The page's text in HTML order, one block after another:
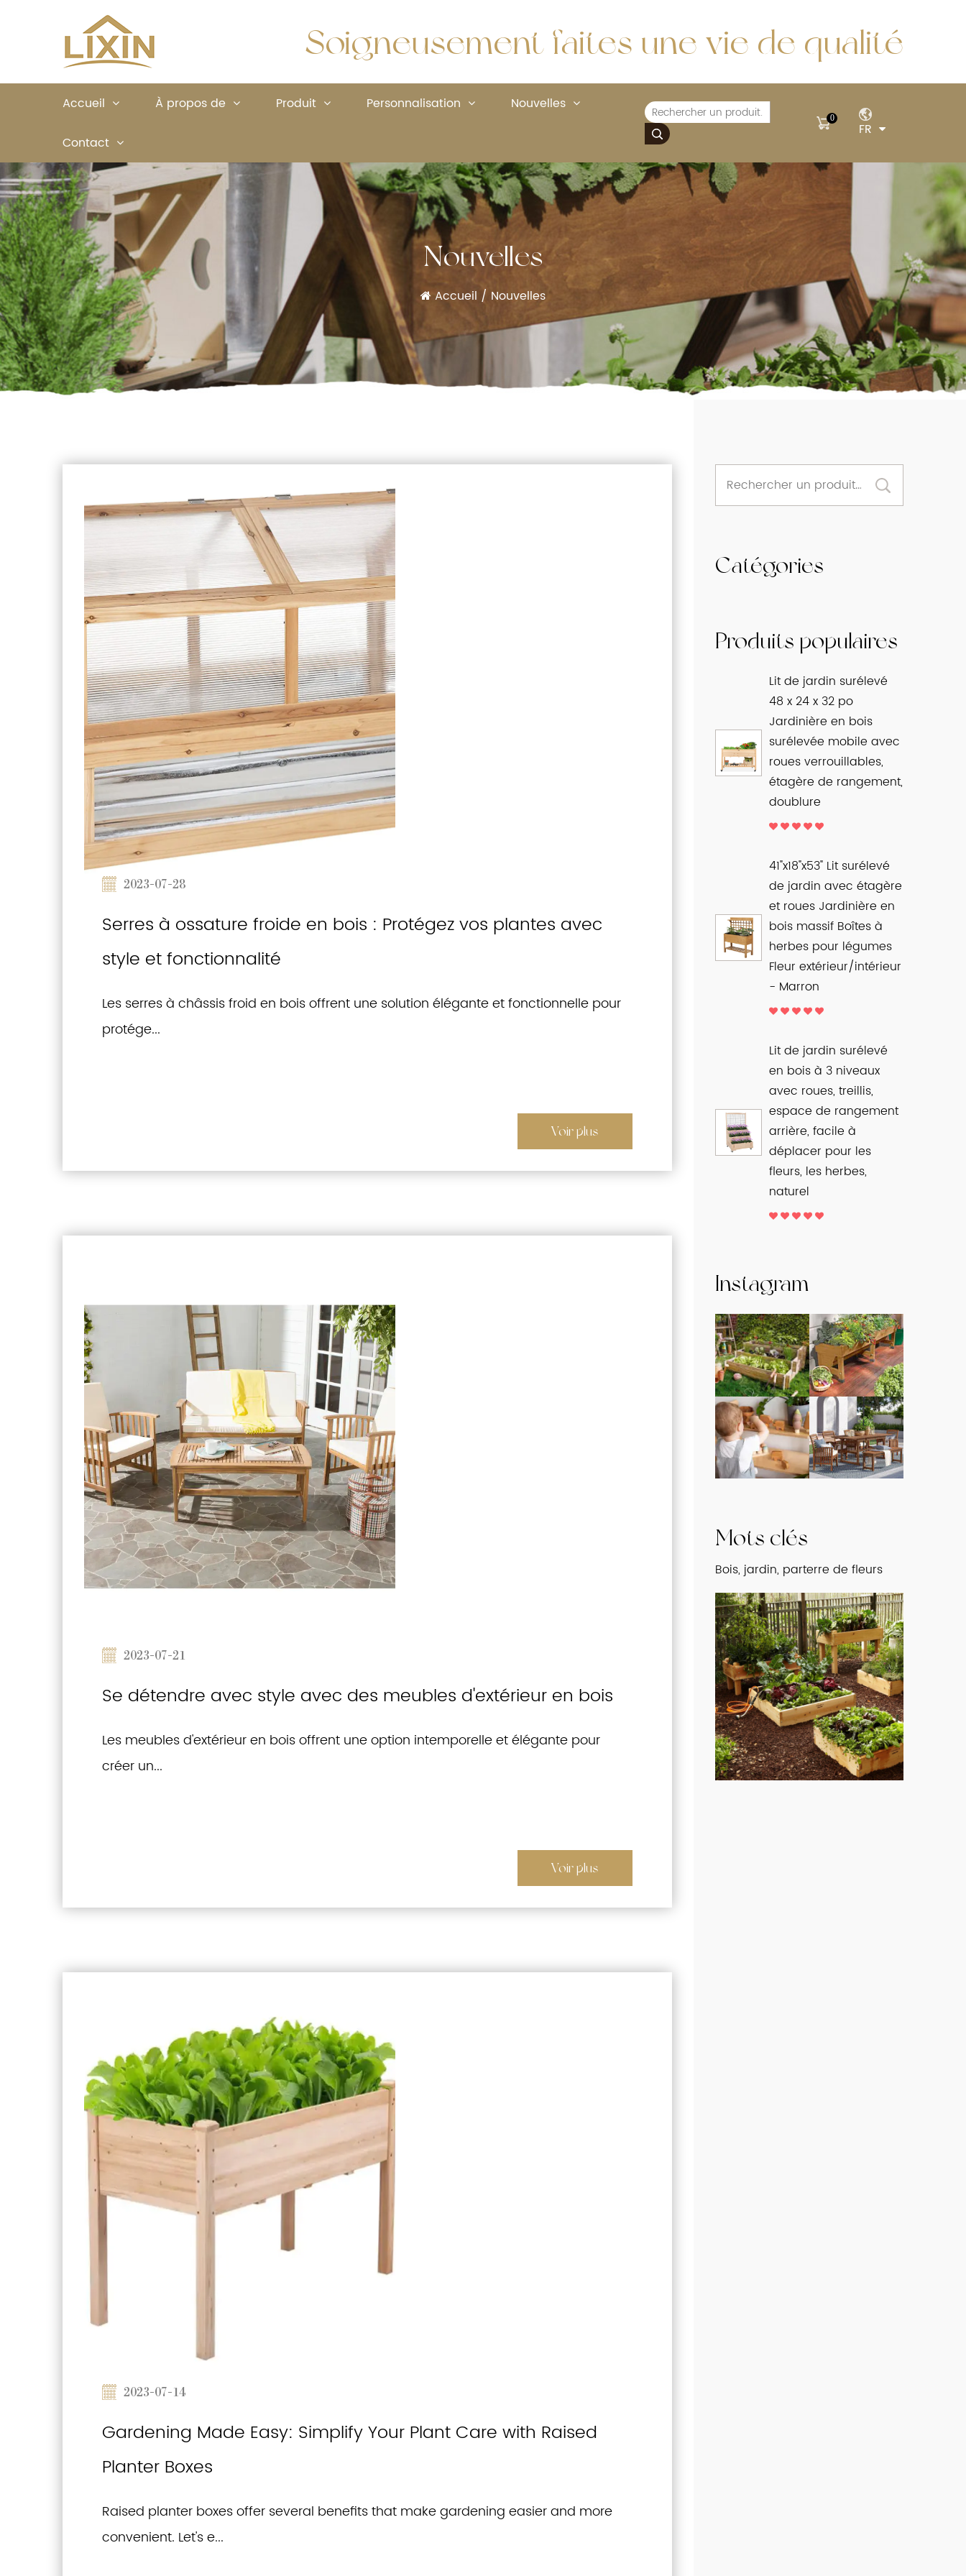
Soigneusement faites une vie de qualité
Accueil À propos de Produit Personnalisation Nouvelles
Contact
0
FR
Nouvelles
Accueil / Nouvelles
2023-07-28
Serres à ossature froide en bois : Protégez vos plantes avec
style et fonctionnalité
Les serres à châssis froid en bois offrent une solution élégante et fonctionnelle pour
protége...
Voir plus
2023-07-21
Se détendre avec style avec des meubles d'extérieur en bois
Les meubles d'extérieur en bois offrent une option intemporelle et élégante pour
créer un...
Voir plus
2023-07-14
Gardening Made Easy: Simplify Your Plant Care with Raised
Planter Boxes
Raised planter boxes offer several benefits that make gardening easier and more
convenient. Let's e...
Catégories
Produits populaires
Lit de jardin surélevé
48 x 24 x 32 po
Jardinière en bois
surélevée mobile avec
roues verrouillables,
étagère de rangement,
doublure
41"x18"x53" Lit surélevé
de jardin avec étagère
et roues Jardinière en
bois massif Boîtes à
herbes pour légumes
Fleur extérieur/intérieur
- Marron
Lit de jardin surélevé
en bois à 3 niveaux
avec roues, treillis,
espace de rangement
arrière, facile à
déplacer pour les
fleurs, les herbes,
naturel
Instagram
Mots clés
Bois, jardin, parterre de fleurs